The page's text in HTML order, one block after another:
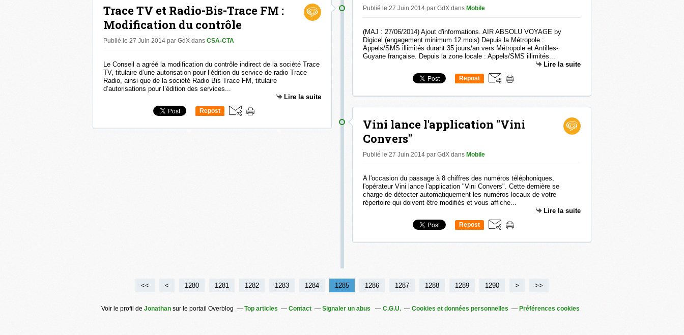
Trace TV et Radio-Bis-Trace FM :
Modification du contrôle
Publié le 27 Juin 2014 par GdX dans CSA-CTA
Le Conseil a agréé la modification du contrôle indirect de la société Trace
TV, titulaire d’une autorisation pour l’édition du service de radio Trace
Radio, ainsi que de la société Radio Bis Trace FM, titulaire
d’autorisations pour l’édition des services...
Lire la suite
Repost
Publié le 27 Juin 2014 par GdX dans Mobile
(MAJ : 27/06/2014) Ajout d'informations. AIR ABSOLU VOYAGE by
Digicel (engagement minimum 12 mois) Depuis la Métropole :
Appels/SMS illimités durant 35 jours/an vers Métropole et Antilles-
Guyane française. Depuis la zone locale : Appels/SMS illimités...
Lire la suite
Repost
Vini lance l'application "Vini
Convers"
Publié le 27 Juin 2014 par GdX dans Mobile
A l'occasion du passage à 8 chiffres des numéros téléphoniques,
l'opérateur Vini lance l'application "Vini Convers". Cette dernière se
charge de détecter automatiquement les numéros locaux de votre
répertoire qui doivent être modifiés et vous affiche...
Lire la suite
Repost
<< < 1200
1210
1220
1230
1240
1250
1260
1270
1280 1281 1282 1283 1284 1285 1286 1287 1288 1289 1290 1300
1400
1500
1600
1700
> >>
Voir le profil de Jonathan sur le portail Overblog Top articles Contact Signaler un abus C.G.U. Cookies et données personnelles Préférences cookies